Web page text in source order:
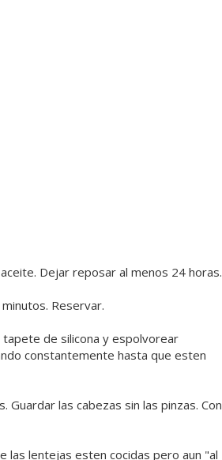
Dejar reposar al menos 24 horas.
Reservar.
de silicona y espolvorear
constantemente hasta que esten
las cabezas sin las pinzas. Con
lentejas esten cocidas pero aun "al